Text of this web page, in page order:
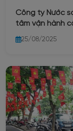
Công ty Nước
tâm vận hành
25/08/2025